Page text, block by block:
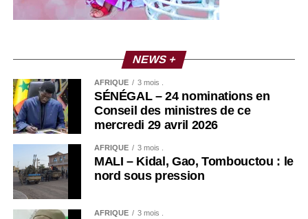
NEWS +
AFRIQUE 3 mois .
SÉNÉGAL – 24 nominations en
Conseil des ministres de ce
mercredi 29 avril 2026
AFRIQUE 3 mois .
MALI – Kidal, Gao, Tombouctou : le
nord sous pression
AFRIQUE 3 mois .